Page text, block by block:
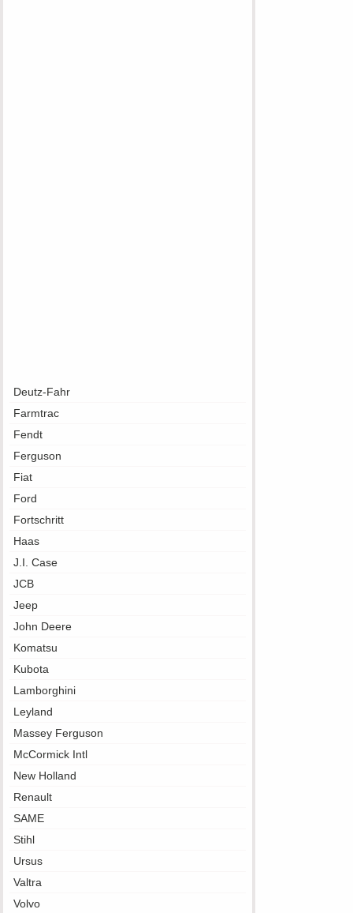
Deutz-Fahr
Farmtrac
Fendt
Ferguson
Fiat
Ford
Fortschritt
Haas
J.I. Case
JCB
Jeep
John Deere
Komatsu
Kubota
Lamborghini
Leyland
Massey Ferguson
McCormick Intl
New Holland
Renault
SAME
Stihl
Ursus
Valtra
Volvo